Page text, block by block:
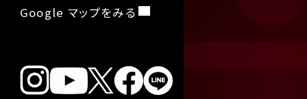
Google マップをみる